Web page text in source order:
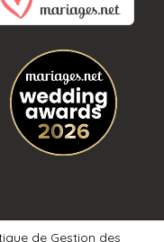
de Gestion des